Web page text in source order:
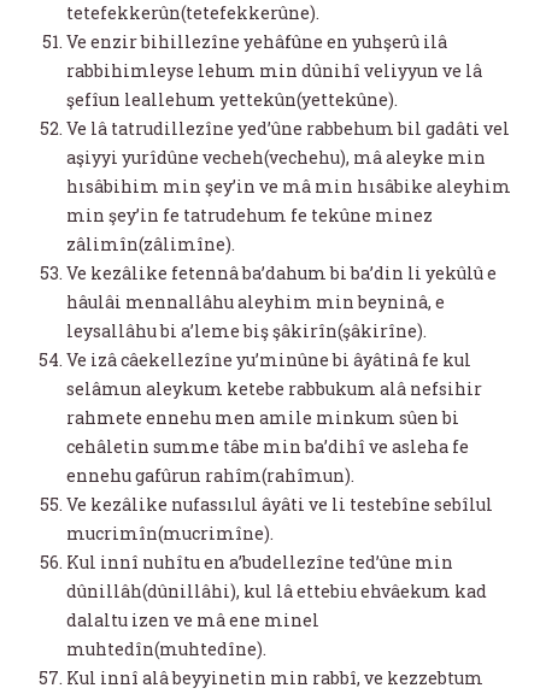
tetefekkerûn(tetefekkerûne).
Ve enzir bihillezîne yehâfûne en yuhşerû ilâ
rabbihimleyse lehum min dûnihî veliyyun ve lâ
şefîun leallehum yettekûn(yettekûne).
Ve lâ tatrudillezîne yed’ûne rabbehum bil gadâti vel
aşiyyi yurîdûne vecheh(vechehu), mâ aleyke min
hısâbihim min şey’in ve mâ min hısâbike aleyhim
min şey’in fe tatrudehum fe tekûne minez
zâlimîn(zâlimîne).
Ve kezâlike fetennâ ba’dahum bi ba’din li yekûlû e
hâulâi mennallâhu aleyhim min beyninâ, e
leysallâhu bi a’leme biş şâkirîn(şâkirîne).
Ve izâ câekellezîne yu’minûne bi âyâtinâ fe kul
selâmun aleykum ketebe rabbukum alâ nefsihir
rahmete ennehu men amile minkum sûen bi
cehâletin summe tâbe min ba’dihî ve asleha fe
ennehu gafûrun rahîm(rahîmun).
Ve kezâlike nufassılul âyâti ve li testebîne sebîlul
mucrimîn(mucrimîne).
Kul innî nuhîtu en a’budellezîne ted’ûne min
dûnillâh(dûnillâhi), kul lâ ettebiu ehvâekum kad
dalaltu izen ve mâ ene minel
muhtedîn(muhtedîne).
Kul innî alâ beyyinetin min rabbî, ve kezzebtum